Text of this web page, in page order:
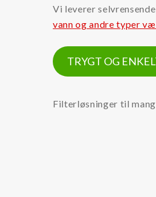
Global Filter
MANN FILTER
Vi leverer
vann og andre typer
TRYGT OG
Filterløsninger til